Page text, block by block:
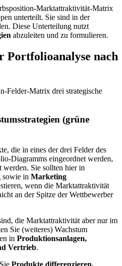
Marktattraktivität-Matrix
unterteilt. Sie sind in der
Diese Unterteilung nutzt
abzuleiten und zu formulieren.
Portfolioanalyse nach
Felder-Matrix drei strategische
(grüne
die in eines der drei Felder des
Diagramms eingeordnet werden,
werden. Sie sollten hier in
sowie in Marketing
wenn die Marktattraktivität
an der Spitze der Wettbewerber
die Marktattraktivität aber nur im
Sie (weiteres) Wachstum
in Produktionsanlagen,
Vertrieb.
Produkte differenzieren,